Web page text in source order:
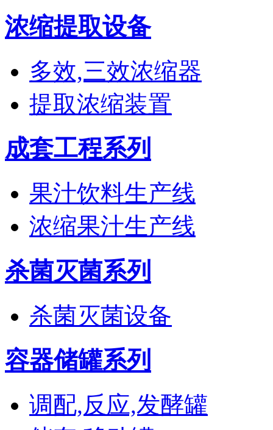
浓缩提取设备
多效,三效浓缩器
提取浓缩装置
成套工程系列
果汁饮料生产线
浓缩果汁生产线
杀菌灭菌系列
杀菌灭菌设备
容器储罐系列
调配,反应,发酵罐